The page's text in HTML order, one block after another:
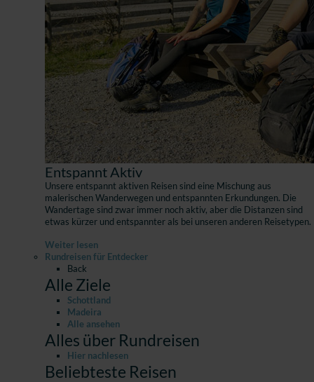
Entspannt Aktiv
Unsere entspannt aktiven Reisen sind eine Mischung aus
malerischen Wanderwegen und entspannten Erkundungen. Die
Wandertage sind zwar immer noch aktiv, aber die Distanzen sind
etwas kürzer und entspannter als bei unseren anderen Reisetypen.
Weiter lesen
Rundreisen für Entdecker
Back
Alle Ziele
Schottland
Madeira
Alle ansehen
Alles über Rundreisen
Hier nachlesen
Beliebteste Reisen